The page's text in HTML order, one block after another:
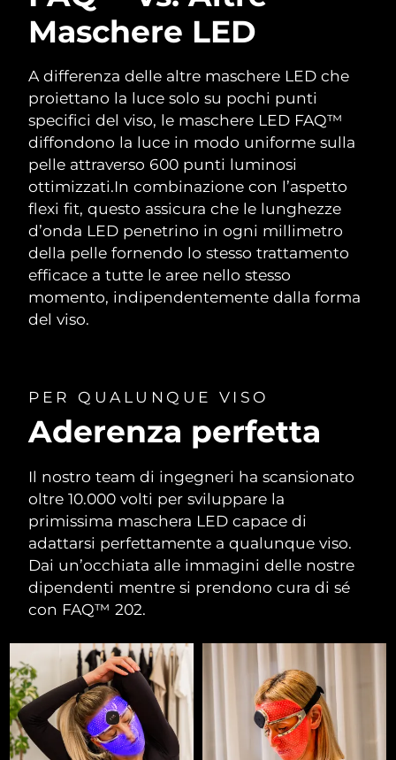
Maschere LED
A differenza delle altre maschere LED che
proiettano la luce solo su pochi punti
specifici del viso, le maschere LED FAQ™
diffondono la luce in modo uniforme sulla
pelle attraverso 600 punti luminosi
ottimizzati.In combinazione con l’aspetto
flexi fit, questo assicura che le lunghezze
d’onda LED penetrino in ogni millimetro
della pelle fornendo lo stesso trattamento
efficace a tutte le aree nello stesso
momento, indipendentemente dalla forma
del viso.
PER QUALUNQUE VISO
Aderenza perfetta
Il nostro team di ingegneri ha scansionato
oltre 10.000 volti per sviluppare la
primissima maschera LED capace di
adattarsi perfettamente a qualunque viso.
Dai un’occhiata alle immagini delle nostre
dipendenti mentre si prendono cura di sé
con FAQ™ 202.